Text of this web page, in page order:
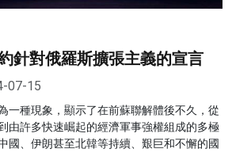
針對俄羅斯擴張主義的宣言
07-15
一種現象，顯示了在前蘇聯解體後不久，從
由許多快速崛起的經濟軍事強權組成的多極
國、伊朗甚至北韓等持續、艱巨和不懈的國